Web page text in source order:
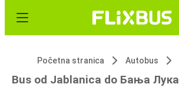
Početna stranica Autobus
Bus od Jablanica do Бања Лука